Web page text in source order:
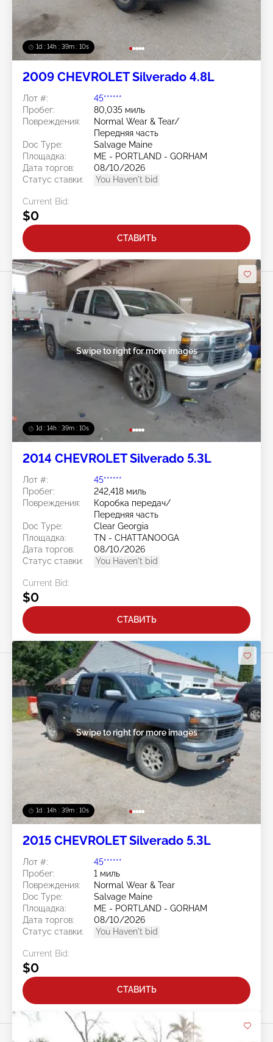
1d : 14h : 39m : 07s
2009 CHEVROLET Silverado 4.8L
Лот #:
45******
Пробег:
80,035 миль
Повреждения:
Normal Wear & Tear/
Передняя часть
Doc Type:
Salvage Maine
Площадка:
ME - PORTLAND - GORHAM
Дата торгов:
08/10/2026
Статус ставки:
You Haven't bid
Current Bid:
$0
СТАВИТЬ
1d : 14h : 39m : 07s
Swipe to right for more images
2014 CHEVROLET Silverado 5.3L
Лот #:
45******
Пробег:
242,418 миль
Повреждения:
Коробка передач/
Передняя часть
Doc Type:
Clear Georgia
Площадка:
TN - CHATTANOOGA
Дата торгов:
08/10/2026
Статус ставки:
You Haven't bid
Current Bid:
$0
СТАВИТЬ
1d : 14h : 39m : 07s
Swipe to right for more images
2015 CHEVROLET Silverado 5.3L
Лот #:
45******
Пробег:
1 миль
Повреждения:
Normal Wear & Tear
Doc Type:
Salvage Maine
Площадка:
ME - PORTLAND - GORHAM
Дата торгов:
08/10/2026
Статус ставки:
You Haven't bid
Current Bid:
$0
СТАВИТЬ